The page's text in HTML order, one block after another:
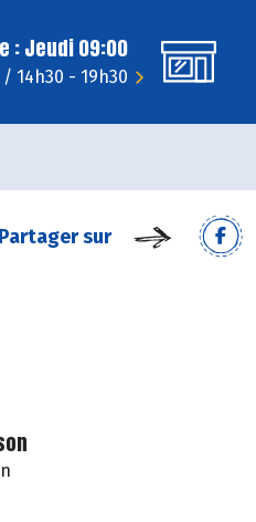
: Jeudi 09:00
14h30 - 19h30
Partager sur